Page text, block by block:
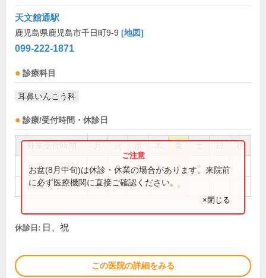
天文館通駅
鹿児島県鹿児島市千日町9-9 [地図]
099-222-1871
診療科目
耳鼻いんこう科
診療/受付時間・休診日
祝
8:30～12:30 ● ● ● ● ●
14:30～17:30 ● ● ●
お盆(8月中旬)は休診・休業の場合があります。来院前
に必ず医療機関に直接ご確認ください。
×閉じる
休診日: 日、祝
この医院の詳細をみる